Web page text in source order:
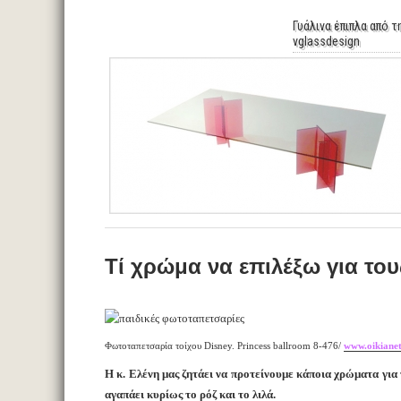
Γυάλινα έπιπλα από
vglassdesign
Τί χρώμα να επιλέξω για
Φωτοταπετσαρία τοίχου Disney. Princess ballroom 8-476/
Η κ. Ελένη μας ζητάει να προτείνουμε κάποια χρώματα
αγαπάει κυρίως το ρόζ και το λιλά.